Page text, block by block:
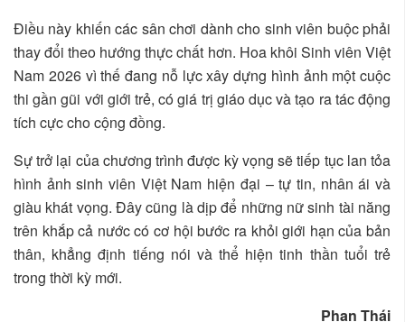
Điều này khiến các sân chơi dành cho sinh viên buộc phải
thay đổi theo hướng thực chất hơn. Hoa khôi Sinh viên Việt
Nam 2026 vì thế đang nỗ lực xây dựng hình ảnh một cuộc
thi gần gũi với giới trẻ, có giá trị giáo dục và tạo ra tác động
tích cực cho cộng đồng.
Sự trở lại của chương trình được kỳ vọng sẽ tiếp tục lan tỏa
hình ảnh sinh viên Việt Nam hiện đại – tự tin, nhân ái và
giàu khát vọng. Đây cũng là dịp để những nữ sinh tài năng
trên khắp cả nước có cơ hội bước ra khỏi giới hạn của bản
thân, khẳng định tiếng nói và thể hiện tinh thần tuổi trẻ
trong thời kỳ mới.
Phan Thái